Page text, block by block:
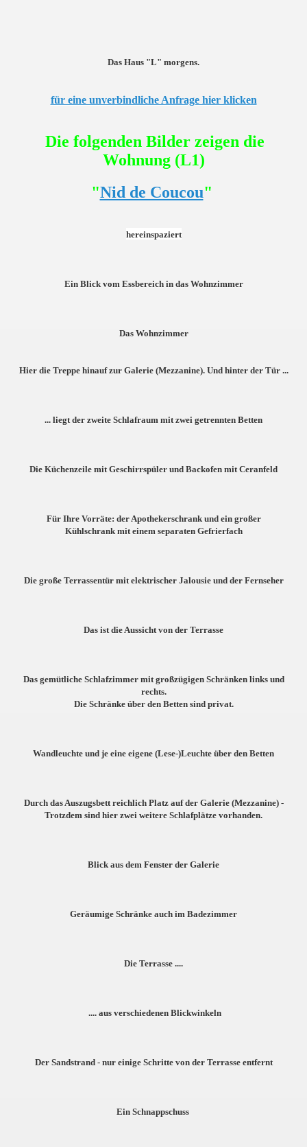
Das Haus "L" morgens.
für eine unverbindliche Anfrage hier klicken
Die folgenden Bilder zeigen die
Wohnung (L1)
"Nid de Coucou"
hereinspaziert
Ein Blick vom Essbereich in das Wohnzimmer
Das Wohnzimmer
Hier die Treppe hinauf zur Galerie (Mezzanine). Und hinter der Tür ...
... liegt der zweite Schlafraum mit zwei getrennten Betten
Die Küchenzeile mit Geschirrspüler und Backofen mit Ceranfeld
Für Ihre Vorräte: der Apothekerschrank und ein großer
Kühlschrank mit einem separaten Gefrierfach
Die große Terrassentür mit elektrischer Jalousie und der Fernseher
Das ist die Aussicht von der Terrasse
Das gemütliche Schlafzimmer mit großzügigen Schränken links und
rechts.
Die Schränke über den Betten sind privat.
Wandleuchte und je eine eigene (Lese-)Leuchte über den Betten
Durch das Auszugsbett reichlich Platz auf der Galerie (Mezzanine) -
Trotzdem sind hier zwei weitere Schlafplätze vorhanden.
Blick aus dem Fenster der Galerie
Geräumige Schränke auch im Badezimmer
Die Terrasse ....
.... aus verschiedenen Blickwinkeln
Der Sandstrand - nur einige Schritte von der Terrasse entfernt
Ein Schnappschuss